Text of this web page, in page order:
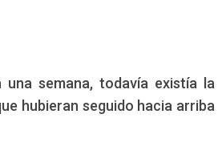
semana, todavía existía la
hubieran seguido hacia arriba